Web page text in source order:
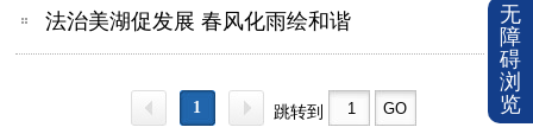
法治美湖促发展 春风化雨绘和谐
1 跳转到
无
障
碍
浏
览